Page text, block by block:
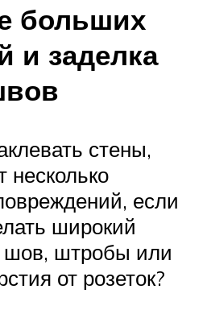
больших
и заделка
стены,
если
широкий
штробы или
от розеток?